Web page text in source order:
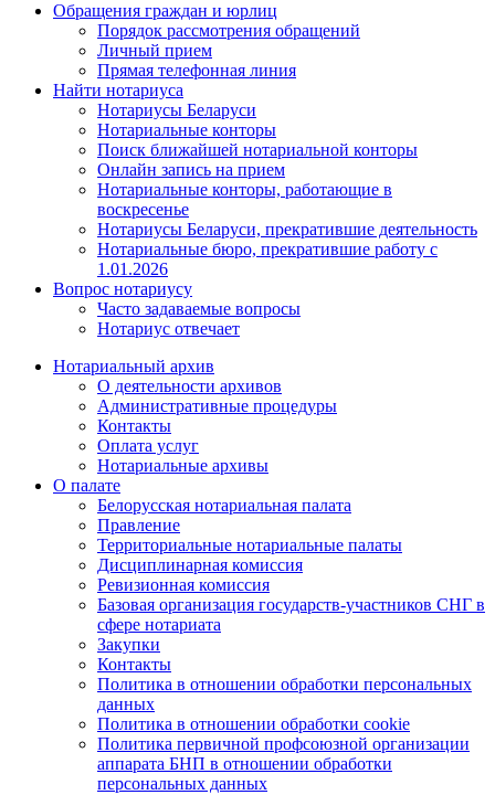
Обращения граждан и юрлиц
Порядок рассмотрения обращений
Личный прием
Прямая телефонная линия
Найти нотариуса
Нотариусы Беларуси
Нотариальные конторы
Поиск ближайшей нотариальной конторы
Онлайн запись на прием
Нотариальные конторы, работающие в
воскресенье
Нотариусы Беларуси, прекратившие деятельность
Нотариальные бюро, прекратившие работу с
1.01.2026
Вопрос нотариусу
Часто задаваемые вопросы
Нотариус отвечает
Нотариальный архив
О деятельности архивов
Административные процедуры
Контакты
Оплата услуг
Нотариальные архивы
О палате
Белорусская нотариальная палата
Правление
Территориальные нотариальные палаты
Дисциплинарная комиссия
Ревизионная комиссия
Базовая организация государств-участников СНГ в
сфере нотариата
Закупки
Контакты
Политика в отношении обработки персональных
данных
Политика в отношении обработки cookie
Политика первичной профсоюзной организации
аппарата БНП в отношении обработки
персональных данных